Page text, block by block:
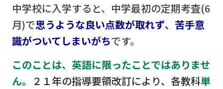
中学校に入学すると、中学最初の定期考査(6
月)で思うような良い点数が取れず、 苦手意
識がついてしまいがちです。
このことは、英語に限ったことではありませ
ん。
２１年の指導要領改訂により、各教科単